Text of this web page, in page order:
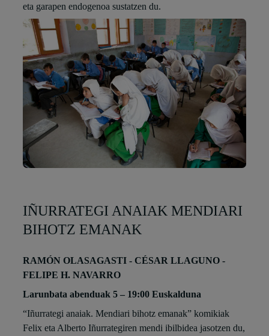
eta garapen endogenoa sustatzen du.
IÑURRATEGI ANAIAK MENDIARI
BIHOTZ EMANAK
RAMÓN OLASAGASTI - CÉSAR LLAGUNO -
FELIPE H. NAVARRO
Larunbata abenduak 5 – 19:00 Euskalduna
“Iñurrategi anaiak. Mendiari bihotz emanak” komikiak
Felix eta Alberto Iñurrategiren mendi ibilbidea jasotzen du,